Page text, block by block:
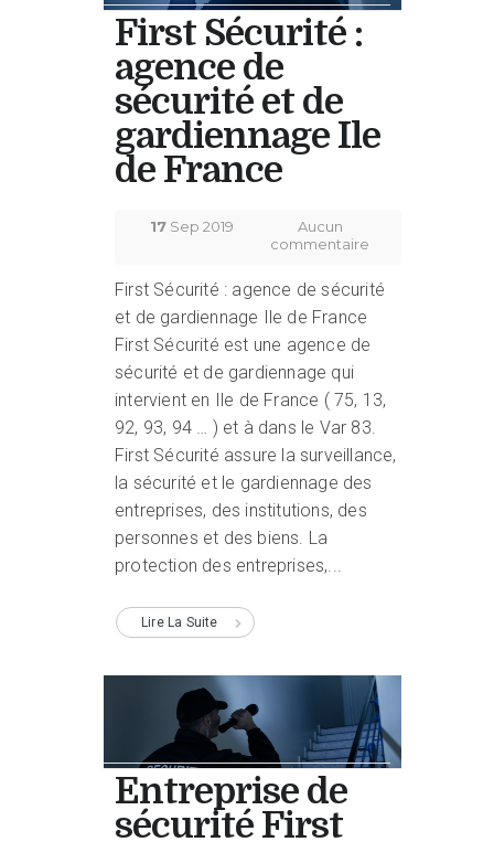
First Sécurité :
agence de
sécurité et de
gardiennage Ile
de France
17 Sep 2019
Aucun
commentaire
First Sécurité : agence de sécurité
et de gardiennage Ile de France
First Sécurité est une agence de
sécurité et de gardiennage qui
intervient en Ile de France ( 75, 13,
92, 93, 94 … ) et à dans le Var 83.
First Sécurité assure la surveillance,
la sécurité et le gardiennage des
entreprises, des institutions, des
personnes et des biens. La
protection des entreprises,...
Lire La Suite
Entreprise de
sécurité First